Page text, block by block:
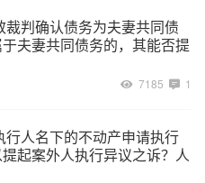
判确认债务为夫妻共同债
夫妻共同债务的，其能否提
7185 1
人名下的不动产申请执行
起案外人执行异议之诉？人